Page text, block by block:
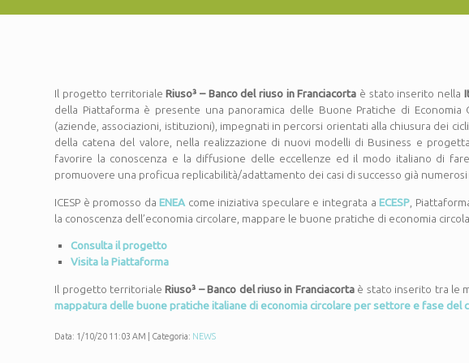
Il progetto territorialeRiuso³ – Banco del riuso in Franciacorta è stato inserito nella
della Piattaforma è presente una panoramica delle Buone Pratiche di
(aziende, associazioni, istituzioni), impegnati in percorsi orientati alla chiusura dei
della catena del valore, nella realizzazione di nuovi modelli di Business e
favorire la conoscenza e la diffusione delle eccellenze ed il modo italiano di
promuovere una proficua replicabilità/adattamento dei casi di successo già numerosi
ICESP è promosso daENEA come iniziativa speculare e integrata aECESP ,
la conoscenza dell’economia circolare, mappare le buone pratiche di economia
Consulta il progetto
Visita la Piattaforma
Il progetto territorialeRiuso³ – Banco del riuso in Franciacortaè stato inserito tra le
mappatura delle buone pratiche italiane di economia circolare per settore e fase del
Data: 1/10/20 11:03 AM | Categoria: NEWS